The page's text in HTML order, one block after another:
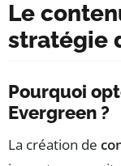
Le
stratégie
Pourquoi
Evergreen ?
La création de